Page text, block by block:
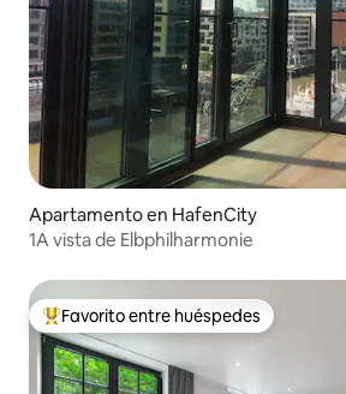
Apartamento en HafenCity
1A vista de Elbphilharmonie
Favorito entre huéspedes preferido
Favorito entre huéspedes